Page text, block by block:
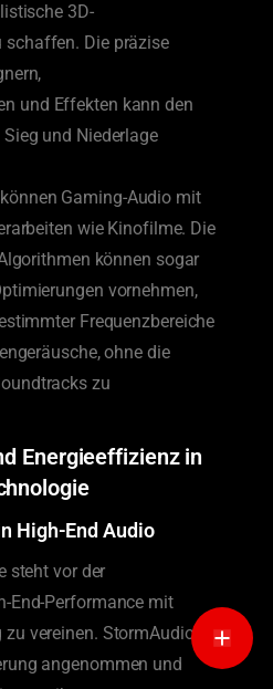
3D-
schaffen. Die präzise
und Effekten kann den
und Niederlage
Gaming-Audio mit
wie Kinofilme. Die
können sogar
vornehmen,
Frequenzbereiche
ohne die
zu
Energieeffizienz in
High-End Audio
steht vor der
End-Performance mit
vereinen. StormAudio
angenommen und